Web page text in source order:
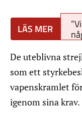
De uteblivna
som ett
vapenskramlet
igenom sina krav.